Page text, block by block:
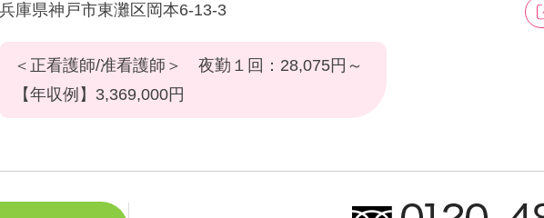
兵庫県神戸市東灘区岡本6-13-3
＜正看護師/准看護師＞ 夜勤１回：28,075円～
【年収例】3,369,000円